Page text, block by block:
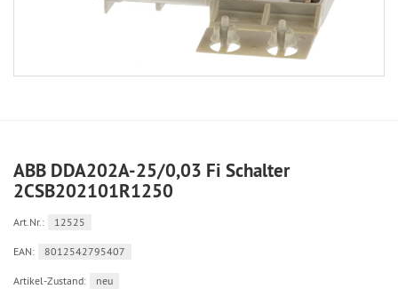
ABB DDA202A-25/0,03 Fi Schalter
2CSB202101R1250
Art.Nr.: 12525
EAN: 8012542795407
Artikel-Zustand: neu